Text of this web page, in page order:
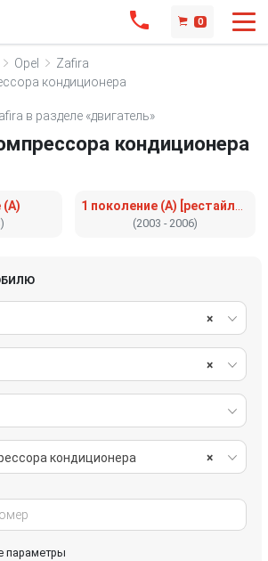
0
Opel
Zafira
кондиционера
в разделе «двигатель»
кондиционера
(A)
(2003 - 2006)
×
×
×
кондиционера
параметры